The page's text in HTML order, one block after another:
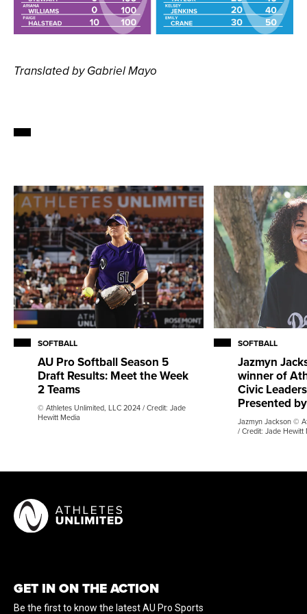
Translated by Gabriel Mayo
SOFTBALL
AU Pro Softball Season 5
Draft Results: Meet the Week
2 Teams
© Athletes Unlimited, LLC 2024 / Credit: Jade
Hewitt Media
SOFTBALL
Jazmyn
winner of
Civic
Presented
Jazmyn Jackson ©
/ Credit: Jade Hewitt
GET IN ON THE ACTION